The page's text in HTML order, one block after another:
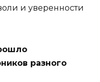
и уверенности
разного